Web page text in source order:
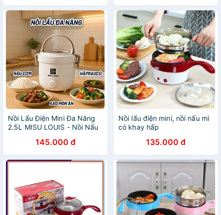
Nồi Lẩu Điện Mini Đa Năng
2.5L MISU LOUIS - Nồi Nấu
Xửng Hấp 600W - HÀNG
CHÍNH HÃNG MINIIN
145.000 đ
Nồi lẩu điện mini, nồi nấu mì
có khay hấp
135.000 đ